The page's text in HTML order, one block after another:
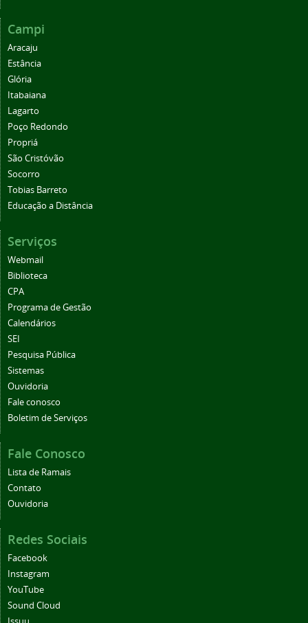
Campi
Aracaju
Estância
Glória
Itabaiana
Lagarto
Poço Redondo
Propriá
São Cristóvão
Socorro
Tobias Barreto
Educação a Distância
Serviços
Webmail
Biblioteca
CPA
Programa de Gestão
Calendários
SEI
Pesquisa Pública
Sistemas
Ouvidoria
Fale conosco
Boletim de Serviços
Fale Conosco
Lista de Ramais
Contato
Ouvidoria
Redes Sociais
Facebook
Instagram
YouTube
Sound Cloud